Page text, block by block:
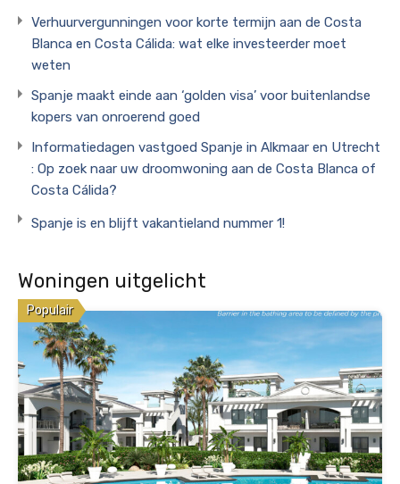
Verhuurvergunningen voor korte termijn aan de Costa
Blanca en Costa Cálida: wat elke investeerder moet
weten
Spanje maakt einde aan ‘golden visa’ voor buitenlandse
kopers van onroerend goed
Informatiedagen vastgoed Spanje in Alkmaar en Utrecht
: Op zoek naar uw droomwoning aan de Costa Blanca of
Costa Cálida?
Spanje is en blijft vakantieland nummer 1!
Woningen uitgelicht
Populair